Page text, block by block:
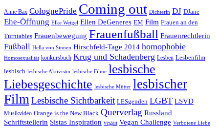
Anne Bax ColognePride Coming out Dichterin DJ DJane
Ehe-Öffnung Elke Weigel Ellen DeGeneres EM Film Frauen an den
Turntables Frauenbewegung Frauenfußball Frauenrechtlerin
Fußball Hella von Sinnen Hirschfeld-Tage 2014 homophobie
Homosexualität konkursbuch Krug und Schadenberg Lesben Lesbenfilm
lesbisch lesbische Aktivistin lesbische Filme lesbische
Liebesgeschichte lesbische Mütter lesbischer
Film Lesbische Sichtbarkeit LESgenden LGBT LSVD
Musikvideo Orange is the New Black Querverlag Russland
Schriftstellerin Sistas Inspiration vegan Vegan Challenge Verbotene Liebe